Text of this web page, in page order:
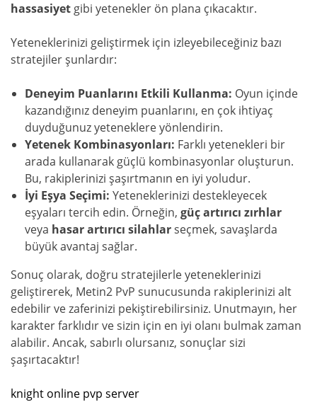
hassasiyet gibi yetenekler ön plana çıkacaktır.
Yeteneklerinizi geliştirmek için izleyebileceğiniz bazı
stratejiler şunlardır:
Deneyim Puanlarını Etkili Kullanma: Oyun içinde
kazandığınız deneyim puanlarını, en çok ihtiyaç
duyduğunuz yeteneklere yönlendirin.
Yetenek Kombinasyonları: Farklı yetenekleri bir
arada kullanarak güçlü kombinasyonlar oluşturun.
Bu, rakiplerinizi şaşırtmanın en iyi yoludur.
İyi Eşya Seçimi: Yeteneklerinizi destekleyecek
eşyaları tercih edin. Örneğin, güç artırıcı zırhlar
veya hasar artırıcı silahlarseçmek, savaşlarda
büyük avantaj sağlar.
Sonuç olarak, doğru stratejilerle yeteneklerinizi
geliştirerek, Metin2 PvP sunucusunda rakiplerinizi alt
edebilir ve zaferinizi pekiştirebilirsiniz. Unutmayın, her
karakter farklıdır ve sizin için en iyi olanı bulmak zaman
alabilir. Ancak, sabırlı olursanız, sonuçlar sizi
şaşırtacaktır!
knight online pvp server